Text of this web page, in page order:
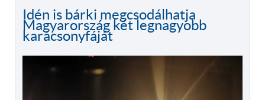
Idén is bárki megcsodálhatja
Magyarország két legnagyobb
karácsonyfáját